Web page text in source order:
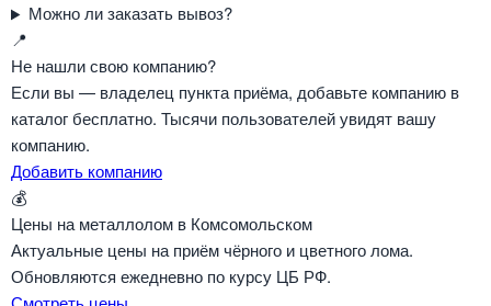
Можно ли заказать вывоз?
📍
Не нашли свою компанию?
Если вы — владелец пункта приёма, добавьте компанию в
каталог бесплатно. Тысячи пользователей увидят вашу
компанию.
Добавить компанию
💰
Цены на металлолом в Комсомольском
Актуальные цены на приём чёрного и цветного лома.
Обновляются ежедневно по курсу ЦБ РФ.